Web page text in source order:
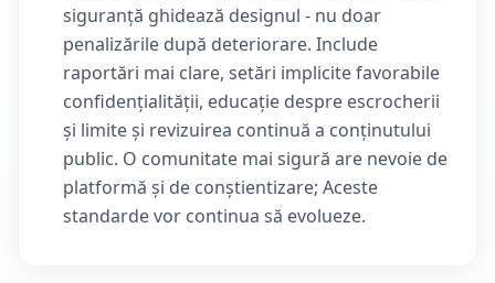
siguranță ghidează designul - nu doar
penalizările după deteriorare. Include
raportări mai clare, setări implicite favorabile
confidențialității, educație despre escrocherii
și limite și revizuirea continuă a conținutului
public. O comunitate mai sigură are nevoie de
platformă și de conștientizare; Aceste
standarde vor continua să evolueze.